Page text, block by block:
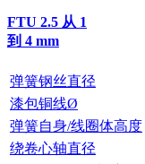
FTU 2.5 从 1
到 4 mm
弹簧钢丝直径
漆包铜线Ø
弹簧自身/线圈体高度
绕卷心轴直径